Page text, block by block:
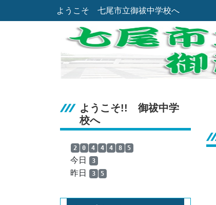
ようこそ 七尾市立御祓中学校へ
ようこそ!! 御祓中学
校へ
2 0 4 4 4 8 5
今日 3
昨日 3 5